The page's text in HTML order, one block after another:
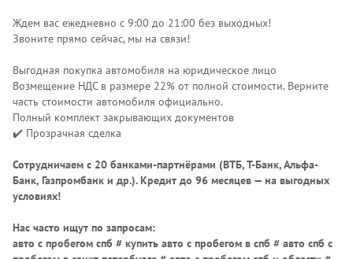
Ждем вас ежедневно с 9:00 до 21:00 без выходных!
Звоните прямо сейчас, мы на связи!
Выгодная покупка автомобиля на юридическое лицо
Возмещение НДС в размере 22% от полной стоимости. Верните
часть стоимости автомобиля официально.
Полный комплект закрывающих документов
✔️ Прозрачная сделка
Сотрудничаем с 20 банками-партнёрами (ВТБ, Т-Банк, Альфа-
Банк, Газпромбанк и др.). Кредит до 96 месяцев — на выгодных
условиях!
Нас часто ищут по запросам:
авто с пробегом спб # купить авто с пробегом в спб # авто спб с